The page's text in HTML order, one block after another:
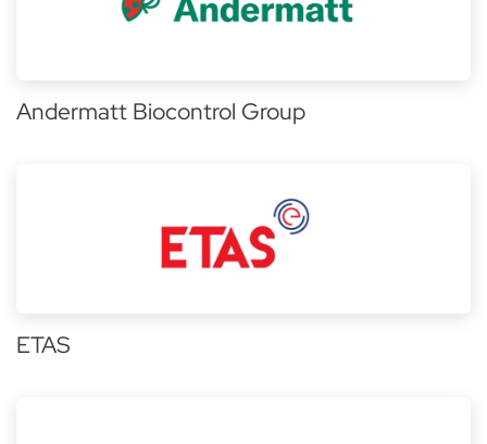
Andermatt Biocontrol Group
ETAS